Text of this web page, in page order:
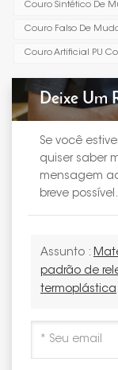
Couro Sintético De
Couro Falso De
Couro Artificial PU
Deixe Um
Se você
quiser saber
mensagem
breve possível.
Assunto :
padrão de
termoplástica